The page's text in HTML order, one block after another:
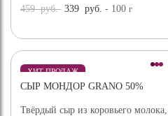
459руб. 339 руб. - 100г
ХИТ ПРОДАЖ
СЫР МОНДОР GRANO 50%
Твёрдый сыр из коровьего